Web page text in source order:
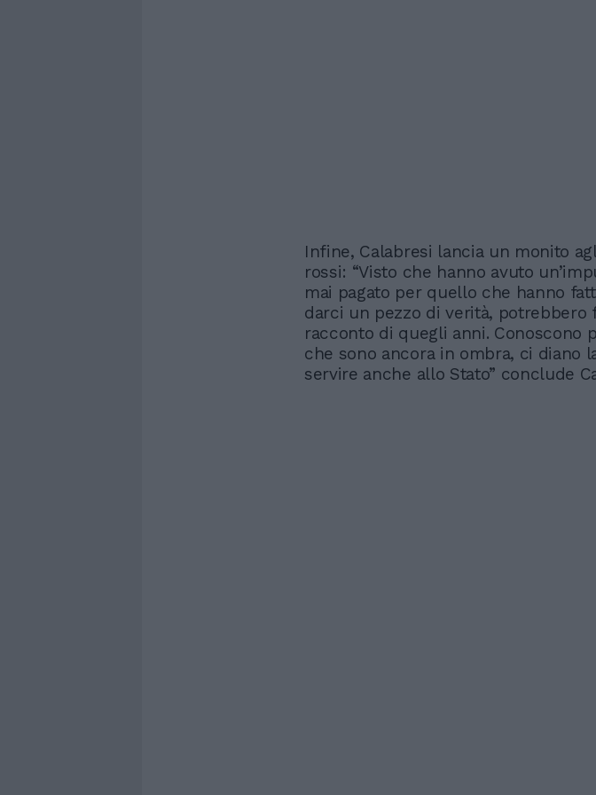
Infine, Calabresi lancia un monito
rossi: “Visto che hanno avuto
mai pagato per quello che hanno
darci un pezzo di verità, potrebbero
racconto di quegli anni. Conoscono
che sono ancora in ombra, ci diano
servire anche allo Stato” conclude